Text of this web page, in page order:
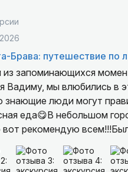
Брава: путешествие по
запоминающихся
Вадиму, мы влюбились в
люди могут
еда😋В небольшом
рекомендую
благодарность от всей
Вадим,он очень